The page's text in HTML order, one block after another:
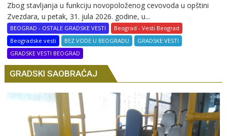
Zbog stavljanja u funkciju novopoloženog cevovoda u opštini
Zvezdara, u petak, 31. jula 2026. godine, u...
BEOGRAD - OSTALE GRADSKE VESTI
Beograd - Vesti Beograd
Beogradske vesti
BEZ VODE U BEOGRADU
GRADSKE VESTI
GRADSKE VESTI BEOGRAD
GRADSKI SAOBRAĆAJ